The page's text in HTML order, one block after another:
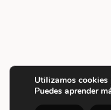
Utilizamos cookies
Puedes aprender